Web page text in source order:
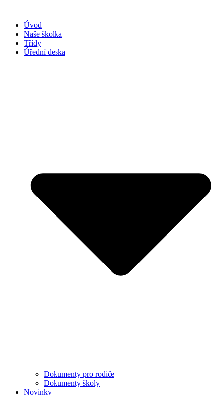
obsahuÚvod
Naše školka
Třídy
Úřední deska
Dokumenty pro rodiče
Dokumenty školy
Novinky